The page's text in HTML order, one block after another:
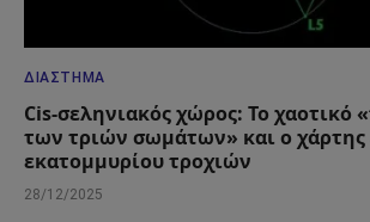
ΔΙΆΣΤΗΜΑ
Cis-σεληνιακός χώρος: Το χαοτικό
των τριών σωμάτων» και ο χάρτης
εκατομμυρίου τροχιών
28/12/2025